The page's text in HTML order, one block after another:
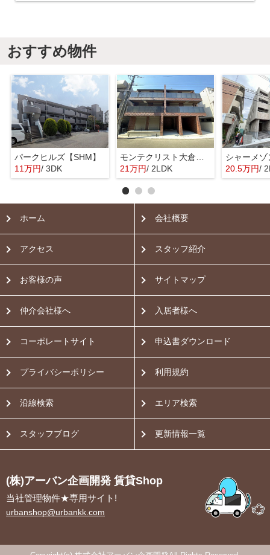
おすすめ物件
パークヒルズ【SHM】
11万円/ 3DK
21万円/ 2LDK 20.5万円/
ホーム 会社概要
アクセス スタッフ紹介
お客様の声 サイトマップ
仲介会社様へ 入居者様へ
コーポレートサイト 申込書ダウンロード
プライバシーポリシー 利用規約
沿線検索 エリア検索
スタッフブログ 更新情報一覧
(株)アーバン企画開発 賃貸Shop
当社管理物件★専用サイト!
urbanshop@urbankk.com